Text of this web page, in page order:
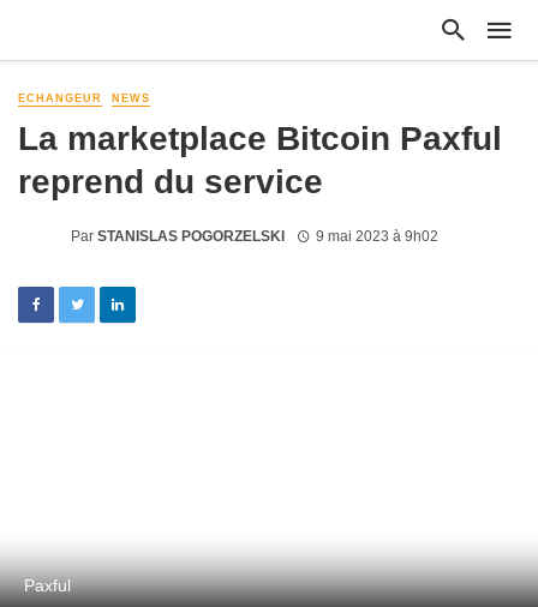
ECHANGEUR NEWS
La marketplace Bitcoin Paxful
reprend du service
Par STANISLAS POGORZELSKI 9 mai 2023 à 9h02
Paxful